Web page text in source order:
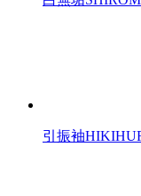
引振袖